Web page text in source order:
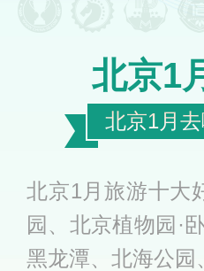
北京1
北京1月
北京1月旅游十大
园、北京植物园·
黑龙潭、北海公